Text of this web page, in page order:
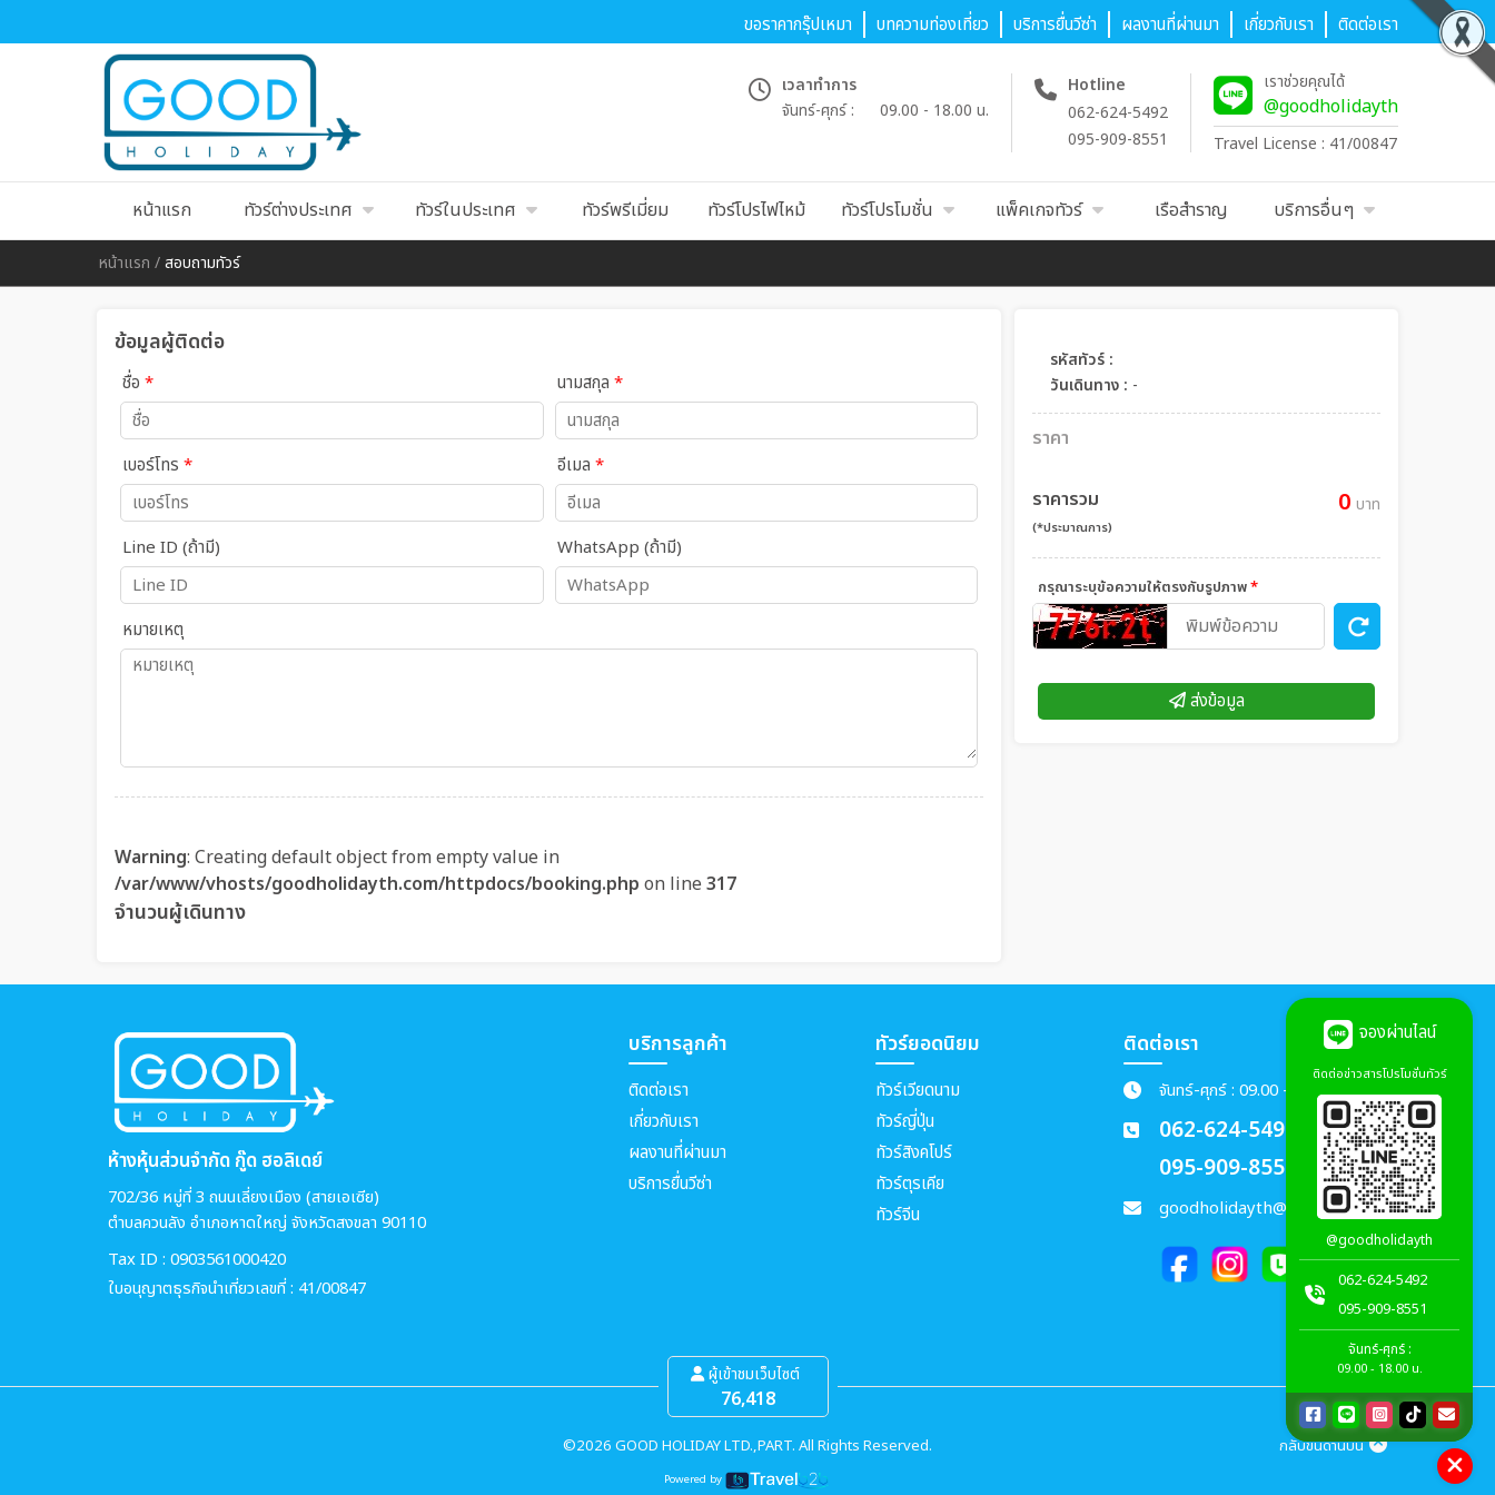
ขอราคากรุ๊ปเหมา บทความท่องเที่ยว บริการยื่นวีซ่า ผลงานที่ผ่านมา เกี่ยวกับเรา ติดต่อเรา
เวลาทำการ
จันทร์-ศุกร์ :
09.00 - 18.00 น.
Hotline
062-624-5492
095-909-8551
เราช่วยคุณได้
@goodholidayth
Travel License : 41/00847
หน้าแรก ทัวร์ต่างประเทศ ทัวร์ในประเทศ ทัวร์พรีเมี่ยม ทัวร์โปรไฟไหม้ ทัวร์โปรโมชั่น แพ็คเกจทัวร์ เรือสำราญ บริการอื่นๆ
หน้าแรก /สอบถามทัวร์
ข้อมูลผู้ติดต่อ
ชื่อ * นามสกุล *
เบอร์โทร * อีเมล *
Line ID (ถ้ามี) WhatsApp (ถ้ามี)
หมายเหตุ
Warning: Creating default object from empty value in
/var/www/vhosts/goodholidayth.com/httpdocs/booking.php on line 317
จำนวนผู้เดินทาง
รหัสทัวร์ :
วันเดินทาง : -
ราคา
ราคารวม
(*ประมาณการ)
0 บาท
กรุณาระบุข้อความให้ตรงกับรูปภาพ*
ส่งข้อมูล
ห้างหุ้นส่วนจำกัด กู๊ด ฮอลิเดย์
702/36 หมู่ที่ 3 ถนนเลี่ยงเมือง (สายเอเซีย)
ตำบลควนลัง อำเภอหาดใหญ่ จังหวัดสงขลา 90110
Tax ID : 0903561000420
ใบอนุญาตธุรกิจนำเที่ยวเลขที่ : 41/00847
บริการลูกค้า
ติดต่อเรา
เกี่ยวกับเรา
ผลงานที่ผ่านมา
บริการยื่นวีซ่า
ทัวร์ยอดนิยม
ทัวร์เวียดนาม
ทัวร์ญี่ปุ่น
ทัวร์สิงคโปร์
ทัวร์ตุรเคีย
ทัวร์จีน
ติดต่อเรา
จันทร์-ศุกร์ : 09.00 - 18.00 น.
062-624-5492
095-909-8551
goodholidayth@gmail.com
ผู้เข้าชมเว็บไซต์
76,418
©2026 GOOD HOLIDAY LTD.,PART. All Rights Reserved. กลับขึ้นด้านบน
Powered by
จองผ่านไลน์
ติดต่อข่าวสารโปรโมชั่นทัวร์
@goodholidayth
062-624-5492
095-909-8551
จันทร์-ศุกร์ :
09.00 - 18.00 น.